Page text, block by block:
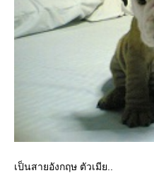
เป็นสายอังกฤษ ตัวเมีย..